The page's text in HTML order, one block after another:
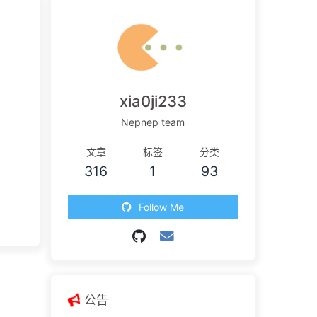
xia0ji233
Nepnep team
文章
316
标签
1
分类
93
Follow Me
公告